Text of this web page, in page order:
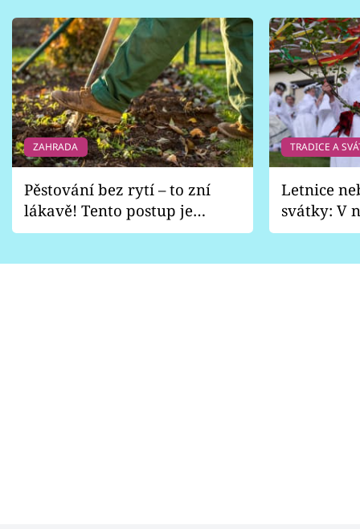
ZAHRADA
Pěstování bez rytí – to zní
lákavě! Tento postup je
vhodný jen pro některé
TRADICE A
Letnice
svátky: V
pondělí